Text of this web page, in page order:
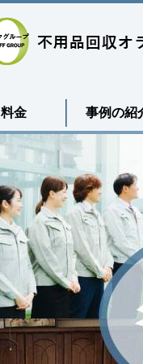
料金 事例の紹